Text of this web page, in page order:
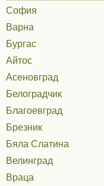
София
Варна
Бургас
Айтос
Асеновград
Белоградчик
Благоевград
Брезник
Бяла Слатина
Велинград
Враца